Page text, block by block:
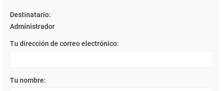
Destinatario:
Administrador
Tu dirección de correo electrónico:
Tu nombre: